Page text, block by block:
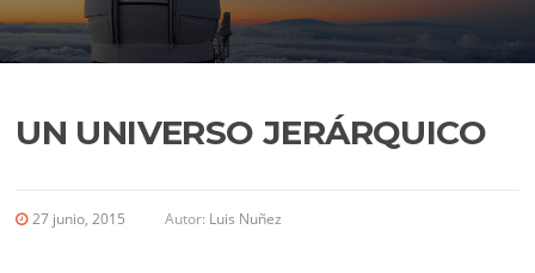
UN UNIVERSO JERÁRQUICO
27 junio, 2015 Autor: Luis Nuñez